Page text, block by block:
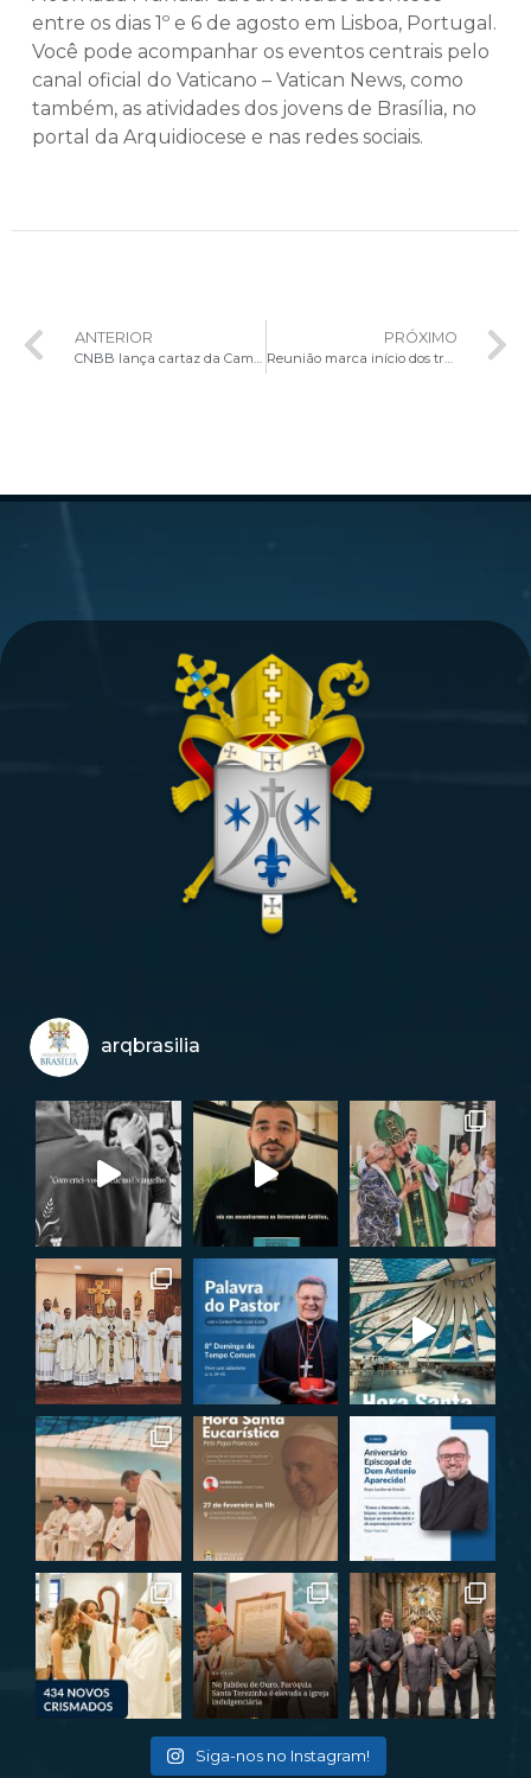
entre os dias 1º e 6 de agosto em Lisboa, Portugal.
Você pode acompanhar os eventos centrais pelo
canal oficial do Vaticano – Vatican News, como
também, as atividades dos jovens de Brasília, no
portal da Arquidiocese e nas redes sociais.
ANTERIOR
CNBB lança cartaz da Campanha da Fraternidade 2024
PRÓXIMO
Reunião marca início dos trabalhos da Academia de Líderes Católicos da América Latina
arqbrasilia
Siga-nos no Instagram!